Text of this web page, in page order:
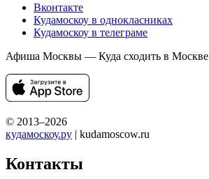
Вконтакте
Кудамоскоу в однокласниках
Кудамоскоу в телеграме
Афиша Москвы — Куда сходить в Москве
© 2013–2026
кудамоскоу.ру | kudamoscow.ru
Контакты